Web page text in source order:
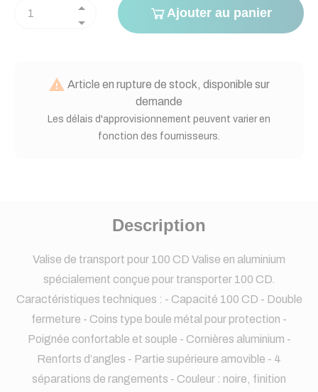
Ajouter au panier
 Article en rupture de stock, disponible sur
demande
Les délais d'approvisionnement peuvent varier en
fonction des fournisseurs.
Description
Valise de transport pour 100 CD Valise en aluminium
spécialement conçue pour transporter 100 CD.
Caractéristiques techniques : - Capacité 100 CD - Double
fermeture - Coins type boule métal pour protection -
Poignée confortable et souple - Cornières aluminium -
Renforts d’angles - Partie supérieure amovible - 4
séparations de rangements - Couleur : noire, finition